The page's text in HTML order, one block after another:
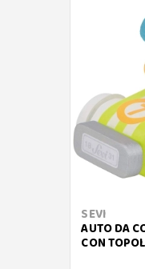
SEVI
AUTO DA
CON